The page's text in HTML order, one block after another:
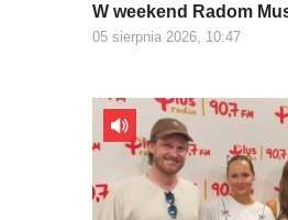
W weekend Radom
05 sierpnia 2026, 10:47